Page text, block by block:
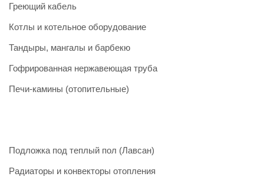
Греющий кабель
Котлы и котельное оборудование
Тандыры, мангалы и барбекю
Гофрированная нержавеющая труба
Печи-камины (отопительные)
Подложка под теплый пол (Лавсан)
Радиаторы и конвекторы отопления